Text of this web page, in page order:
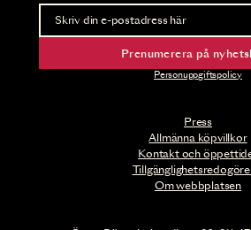
Press
Allmänna köpvillkor
Kontakt och
Om webbplatsen
Nyhetsbrev
Ta del av förhandsinformation
Prenumerera på
Personuppgiftspolicy